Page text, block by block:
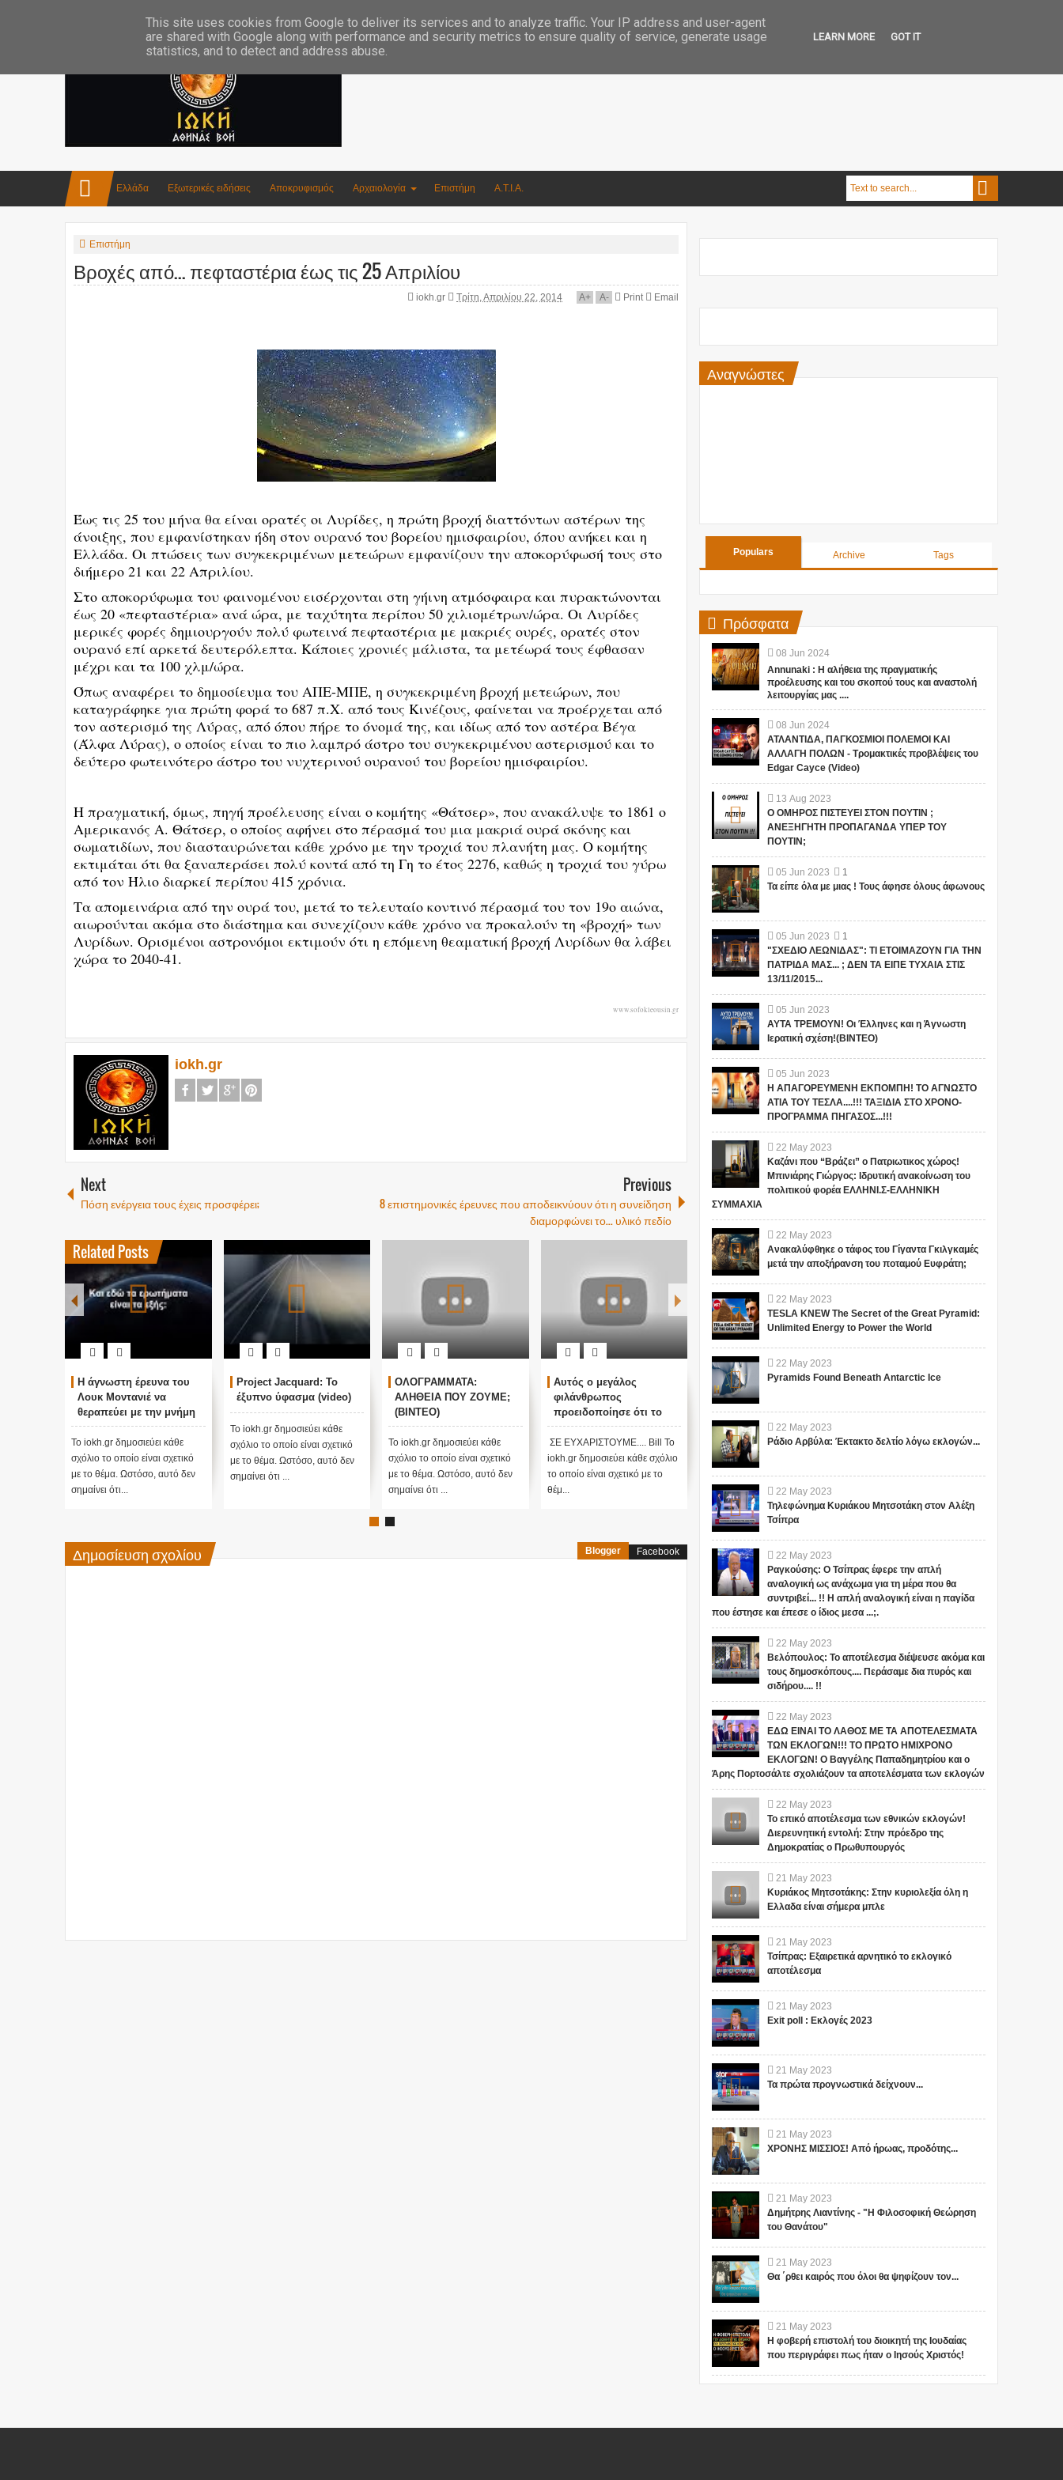
Ελλάδα Εξωτερικές ειδήσεις Αποκρυφισμός Αρχαιολογία Επιστήμη Α.Τ.Ι.Α.
Επιστήμη
Βροχές από... πεφταστέρια έως τις 25 Απριλίου
iokh.gr Τρίτη, Απριλίου 22, 2014 A+ A- Print Email
Έως τις 25 του μήνα θα είναι ορατές οι Λυρίδες, η πρώτη βροχή διαττόντων αστέρων της
άνοιξης, που εμφανίστηκαν ήδη στον ουρανό του βορείου ημισφαιρίου, όπου ανήκει και η
Ελλάδα. Οι πτώσεις των συγκεκριμένων μετεώρων εμφανίζουν την αποκορύφωσή τους στο
διήμερο 21 και 22 Απριλίου.
Στο αποκορύφωμα του φαινομένου εισέρχονται στη γήινη ατμόσφαιρα και πυρακτώνονται
έως 20 «πεφταστέρια» ανά ώρα, με ταχύτητα περίπου 50 χιλιομέτρων/ώρα. Οι Λυρίδες
μερικές φορές δημιουργούν πολύ φωτεινά πεφταστέρια με μακριές ουρές, ορατές στον
ουρανό επί αρκετά δευτερόλεπτα. Κάποιες χρονιές μάλιστα, τα μετέωρά τους έφθασαν
μέχρι και τα 100 χλμ/ώρα.
Όπως αναφέρει το δημοσίευμα του ΑΠΕ-ΜΠΕ, η συγκεκριμένη βροχή μετεώρων, που
καταγράφηκε για πρώτη φορά το 687 π.Χ. από τους Κινέζους, φαίνεται να προέρχεται από
τον αστερισμό της Λύρας, από όπου πήρε το όνομά της, και ιδίως από τον αστέρα Βέγα
(Άλφα Λύρας), ο οποίος είναι το πιο λαμπρό άστρο του συγκεκριμένου αστερισμού και το
δεύτερο φωτεινότερο άστρο του νυχτερινού ουρανού του βορείου ημισφαιρίου.
Η πραγματική, όμως, πηγή προέλευσης είναι ο κομήτης «Θάτσερ», που ανακάλυψε το 1861 ο
Αμερικανός Α. Θάτσερ, ο οποίος αφήνει στο πέρασμά του μια μακριά ουρά σκόνης και
σωματιδίων, που διασταυρώνεται κάθε χρόνο με την τροχιά του πλανήτη μας. Ο κομήτης
εκτιμάται ότι θα ξαναπεράσει πολύ κοντά από τη Γη το έτος 2276, καθώς η τροχιά του γύρω
από τον Ήλιο διαρκεί περίπου 415 χρόνια.
Τα απομεινάρια από την ουρά του, μετά το τελευταίο κοντινό πέρασμά του τον 19ο αιώνα,
αιωρούνται ακόμα στο διάστημα και συνεχίζουν κάθε χρόνο να προκαλούν τη «βροχή» των
Λυρίδων. Ορισμένοι αστρονόμοι εκτιμούν ότι η επόμενη θεαματική βροχή Λυρίδων θα λάβει
χώρα το 2040-41.
www.sofokleousin.gr
iokh.gr
Next
Πόση ενέργεια τους έχεις προσφέρει;
Previous
8 επιστημονικές έρευνες που αποδεικνύουν ότι η συνείδηση
διαμορφώνει το... υλικό πεδίο
Related Posts
Η άγνωστη έρευνα του
Λουκ Μοντανιέ να
θεραπεύει με την μνήμη
του νερού
Το iokh.gr δημοσιεύει κάθε
σχόλιο το οποίο είναι σχετικό
με το θέμα. Ωστόσο, αυτό δεν
σημαίνει ότι...
Project Jacquard: Το
έξυπνο ύφασμα (video)
Το iokh.gr δημοσιεύει κάθε
σχόλιο το οποίο είναι σχετικό
με το θέμα. Ωστόσο, αυτό δεν
σημαίνει ότι ...
ΟΛΟΓΡΑΜΜΑΤΑ:
ΑΛΗΘΕΙΑ ΠΟΥ ΖΟΥΜΕ;
(ΒΙΝΤΕΟ)
Το iokh.gr δημοσιεύει κάθε
σχόλιο το οποίο είναι σχετικό
με το θέμα. Ωστόσο, αυτό δεν
σημαίνει ότι ...
Αυτός ο μεγάλος
φιλάνθρωπος
προειδοποίησε ότι το
χειρότερο κύμα έρχεται
τώρα με την μετάλλαξη
όμικρον ....
ΣΕ ΕΥΧΑΡΙΣΤΟΥΜΕ.... Bill Το
iokh.gr δημοσιεύει κάθε σχόλιο
το οποίο είναι σχετικό με το
ΚΙΝΑ - Η κατασκευή ενός
δεύτερου «τεχνητού
ήλιου»: Experimental
Advanced
Superconducting
Tokamak
Οι Κινέζοι επιστήμονες λέγεται
ότι χτίζουν έναν νέο «τεχνητό
ήλιο», που ονομάζεται
Experimental...
Η Μεταφυσική ερμηνεία
της Ευκλείδειας
Το ανθρώπινο μέτρο, είναι το
συμπαντικό μέτρο είναι το
Δημοσίευση σχολίου Blogger Facebook
Αναγνώστες
Populars Archive Tags
Πρόσφατα
08 Jun 2024
Annunaki : Η αλήθεια της πραγματικής
προέλευσης και του σκοπού τους και αναστολή
λειτουργίας μας ....
08 Jun 2024
ΑΤΛΑΝΤΙΔΑ, ΠΑΓΚΟΣΜΙΟΙ ΠΟΛΕΜΟΙ ΚΑΙ
ΑΛΛΑΓΗ ΠΟΛΩΝ - Τρομακτικές προβλέψεις του
Edgar Cayce (Video)
13 Aug 2023
Ο ΟΜΗΡΟΣ ΠΙΣΤΕΥΕΙ ΣΤΟΝ ΠΟΥΤΙΝ ;
ΑΝΕΞΗΓΗΤΗ ΠΡΟΠΑΓΑΝΔΑ ΥΠΕΡ ΤΟΥ
ΠΟΥΤΙΝ;
05 Jun 2023
1
Τα είπε όλα με μιας ! Τους άφησε όλους άφωνους
05 Jun 2023
1
"ΣΧΕΔΙΟ ΛΕΩΝΙΔΑΣ": ΤΙ ΕΤΟΙΜΑΖΟΥΝ ΓΙΑ ΤΗΝ
ΠΑΤΡΙΔΑ ΜΑΣ... ; ΔΕΝ ΤΑ ΕΙΠΕ ΤΥΧΑΙΑ ΣΤΙΣ
13/11/2015...
05 Jun 2023
ΑΥΤΑ ΤΡΕΜΟΥΝ! Οι Έλληνες και η Άγνωστη
Ιερατική σχέση!(ΒΙΝΤΕΟ)
05 Jun 2023
Η ΑΠΑΓΟΡΕΥΜΕΝΗ ΕΚΠΟΜΠΗ! ΤΟ ΑΓΝΩΣΤΟ
ΑΤΙΑ ΤΟΥ ΤΕΣΛΑ....!!! ΤΑΞΙΔΙΑ ΣΤΟ ΧΡΟΝΟ-
ΠΡΟΓΡΑΜΜΑ ΠΗΓΑΣΟΣ...!!!
22 May 2023
Καζάνι που “Βράζει” ο Πατριωτικος χώρος!
Μπινιάρης Γιώργος: Ιδρυτική ανακοίνωση του
πολιτικού φορέα ΕΛΛΗΝΙ.Σ-ΕΛΛΗΝΙΚΗ
ΣΥΜΜΑΧΙΑ
22 May 2023
Ανακαλύφθηκε ο τάφος του Γίγαντα Γκιλγκαμές
μετά την αποξήρανση του ποταμού Ευφράτη;
22 May 2023
TESLA KNEW The Secret of the Great Pyramid:
Unlimited Energy to Power the World
22 May 2023
Pyramids Found Beneath Antarctic Ice
22 May 2023
Ράδιο Αρβύλα: Έκτακτο δελτίο λόγω εκλογών...
22 May 2023
Τηλεφώνημα Κυριάκου Μητσοτάκη στον Αλέξη
Τσίπρα
22 May 2023
Ραγκούσης: Ο Τσίπρας έφερε την απλή
αναλογική ως ανάχωμα για τη μέρα που θα
συντριβεί... !! Η απλή αναλογική είναι η παγίδα
που έστησε και έπεσε ο ίδιος μεσα ...;.
22 May 2023
Βελόπουλος: Το αποτέλεσμα διέψευσε ακόμα και
τους δημοσκόπους.... Περάσαμε δια πυρός και
σιδήρου.... !!
22 May 2023
ΕΔΩ ΕΙΝΑΙ ΤΟ ΛΑΘΟΣ ΜΕ ΤΑ ΑΠΟΤΕΛΕΣΜΑΤΑ
ΤΩΝ ΕΚΛΟΓΩΝ!!! ΤΟ ΠΡΩΤΟ ΗΜΙΧΡΟΝΟ
ΕΚΛΟΓΩΝ! Ο Βαγγέλης Παπαδημητρίου και ο
Άρης Πορτοσάλτε σχολιάζουν τα αποτελέσματα των εκλογών
22 May 2023
Το επικό αποτέλεσμα των εθνικών εκλογών!
Διερευνητική εντολή: Στην πρόεδρο της
Δημοκρατίας ο Πρωθυπουργός
21 May 2023
Κυριάκος Μητσοτάκης: Στην κυριολεξία όλη η
Ελλαδα είναι σήμερα μπλε
21 May 2023
Τσίπρας: Εξαιρετικά αρνητικό το εκλογικό
αποτέλεσμα
21 May 2023
Exit poll : Εκλογές 2023
21 May 2023
Τα πρώτα προγνωστικά δείχνουν...
21 May 2023
ΧΡΟΝΗΣ ΜΙΣΣΙΟΣ! Από ήρωας, προδότης...
21 May 2023
Δημήτρης Λιαντίνης - "Η Φιλοσοφική Θεώρηση
του Θανάτου"
21 May 2023
Θα ΄ρθει καιρός που όλοι θα ψηφίζουν τον...
21 May 2023
Η φοβερή επιστολή του διοικητή της Ιουδαίας
που περιγράφει πως ήταν ο Ιησούς Χριστός!
This site uses cookies from Google to deliver its services and to analyze traffic. Your IP address and user-agent
are shared with Google along with performance and security metrics to ensure quality of service, generate usage
statistics, and to detect and address abuse.
LEARN MORE GOT IT